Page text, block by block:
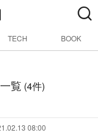
TECH BOOK
覧 (4件)
08:00